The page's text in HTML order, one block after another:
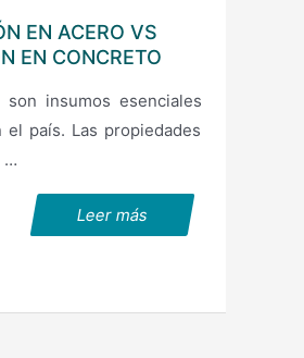
EN ACERO VS
EN CONCRETO
insumos esenciales
país. Las propiedades
…
Leer más